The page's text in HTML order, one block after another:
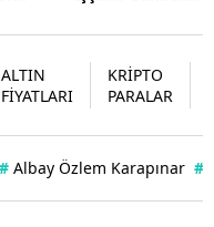
Bayburt
Karaman
Batman
ALTIN
FİYATLARI
KRİPTO
PARALAR
# Albay Özlem Karapınar #